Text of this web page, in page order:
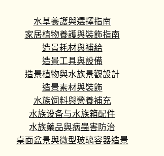
水草養護與選擇指南
家居植物養護與裝飾指南
造景耗材與補給
造景工具與設備
造景植物與水族景觀設計
造景素材與裝飾
水族饲料與營養補充
水族设备与水族箱配件
水族藥品與病蟲害防治
桌面盆景與微型玻璃容器造景